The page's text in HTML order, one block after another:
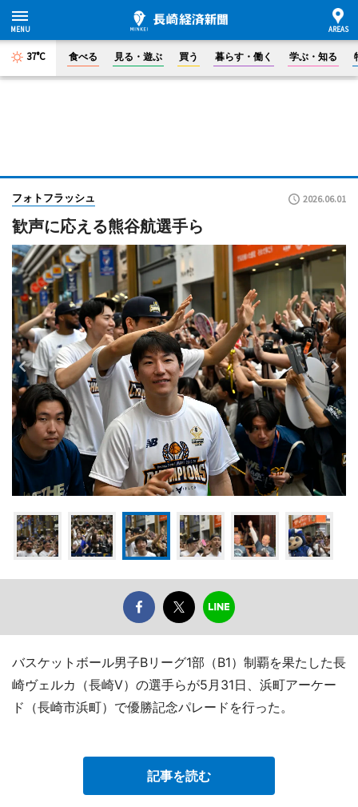
37°C 食べる 見る・遊ぶ 買う 暮らす・働く 学ぶ・知る
フォトフラッシュ 2026.06.01
歓声に応える熊谷航選手ら
バスケットボール男子Bリーグ1部（B1）制覇を果たした長
崎ヴェルカ（長崎V）の選手らが5月31日、浜町アーケー
ド（長崎市浜町）で優勝記念パレードを行った。
記事を読む